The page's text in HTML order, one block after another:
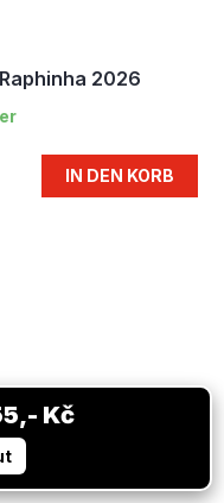
2026
IN DEN KORB